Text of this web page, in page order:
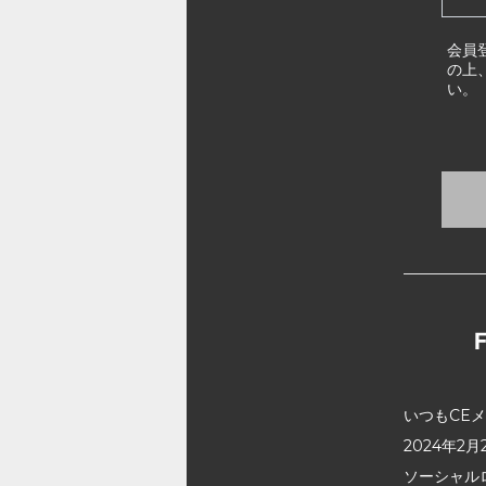
会員
の上
い。
いつもCE
2024年2月
ソーシャ